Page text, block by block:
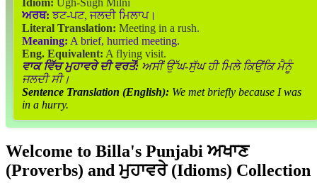
Idiom: Ugh-Sugh Milni
ਅਰਥ: ਝਟ-ਪਟ, ਜਲਦੀ ਮਿਲਾਪ।
Literal Translation: Meeting in a rush.
Meaning: A brief, hurried meeting.
Eng. Equivalent: A flying visit.
ਵਾਕ ਵਿੱਚ ਮੁਹਾਵਰੇ ਦੀ ਵਰਤੋਂ: ਅਸੀਂ ਉੱਘ-ਸੁੱਘ ਹੀ ਮਿਲੇ ਕਿਉਂਕਿ ਮੈਨੂੰ
ਜਲਦੀ ਸੀ।
Sentence Translation (English): We met briefly because I was
in a hurry.
Welcome to Billa's Punjabi ਅਖਾਣ
(Proverbs) and ਮੁਹਾਵਰੇ (Idioms) Collection